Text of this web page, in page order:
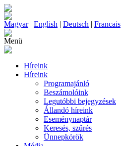
Magyar| English | Deutsch | Francais
Menü
Híreink
Híreink
Programajánló
Beszámolóink
Legutóbbi bejegyzések
Állandó híreink
Eseménynaptár
Keresés, szűrés
Ünnepkörök